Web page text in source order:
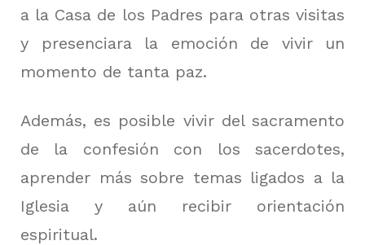
a la Casa de los Padres para otras visitas
y presenciara la emoción de vivir un
momento de tanta paz.
Además, es posible vivir del sacramento
de la confesión con los sacerdotes,
aprender más sobre temas ligados a la
Iglesia y aún recibir orientación
espiritual.